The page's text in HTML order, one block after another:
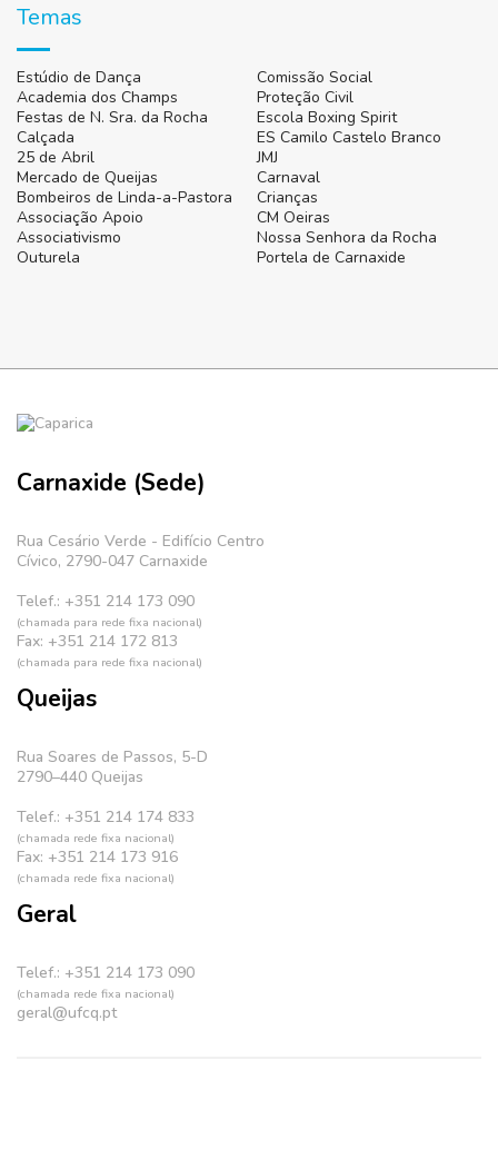
Temas
Estúdio de Dança
Academia dos Champs
Festas de N. Sra. da Rocha
Calçada
25 de Abril
Mercado de Queijas
Bombeiros de Linda-a-Pastora
Associação Apoio
Associativismo
Outurela
Comissão Social
Proteção Civil
Escola Boxing Spirit
ES Camilo Castelo Branco
JMJ
Carnaval
Crianças
CM Oeiras
Nossa Senhora da Rocha
Portela de Carnaxide
Carnaxide (Sede)
Rua Cesário Verde - Edifício Centro
Cívico, 2790-047 Carnaxide
Telef.: +351 214 173 090
(chamada para rede fixa nacional)
Fax: +351 214 172 813
(chamada para rede fixa nacional)
Queijas
Rua Soares de Passos, 5-D
2790–440 Queijas
Telef.: +351 214 174 833
(chamada rede fixa nacional)
Fax: +351 214 173 916
(chamada rede fixa nacional)
Geral
Telef.: +351 214 173 090
(chamada rede fixa nacional)
geral@ufcq.pt